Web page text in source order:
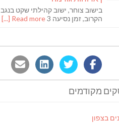
בישוב צוחר, ישוב קהילתי שקט בנגב
הקרוב, זמן נסיעה 3
Read more [...]
מקודמים
בצפון